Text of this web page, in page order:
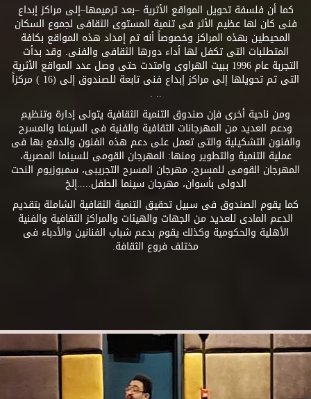
كما أن فلسفة تحويل المواقع الأثرية –بعد ترميمها–إلى مراكز إبداع
فنى كان لها عظيم الأثر فى تنمية المستوى الثقافى لجموع السكان
المحيطين بهذه المراكز وخصوصاً أنه تم إمداد هذه المواقع بكافة
المتطلبات التى تكفل لها أداء دورها الثقافى والفنى. وقد بدأت
التجربة عام 1996 ببيت الهراوى وامتدت حتى وصل عدد المواقع الأثرية
التى تم تحويلها إلى مراكز إبداع فنى تابعة للصندوق إلى (16 ) مركزاً
.. .
ومن ناحية أخرى فإن صندوق التنمية الثقافية يتولى إدارة وتنظيم
ودعم العديد من المهرجانات الثقافية والفنية فى السينما والمسرح
والفنون التشكيلية والتى تعمل على دعم هذه الفنون والدفع بها فى
عملية التنمية والتطوير ومنها: المهرجان القومى للسينما المصرية،
المهرجان القومى للمسرح، مهرجان المسرح التجريبى، سمبوزيوم النحت
الدولى بأسوان، مهرجان سينما الطفل.....إلخ
كما يقوم الصندوق فى سبيل تحقيق التنمية الثقافية الشاملة بتقديم
الدعم المادى للعديد من الجهات والهيئات والمراكز الثقافية والفنية
الأهلية والحكومية وكذلك يقوم بدعم شباب الفنانين والأدباء فى
مختلف فروع الثقافة.